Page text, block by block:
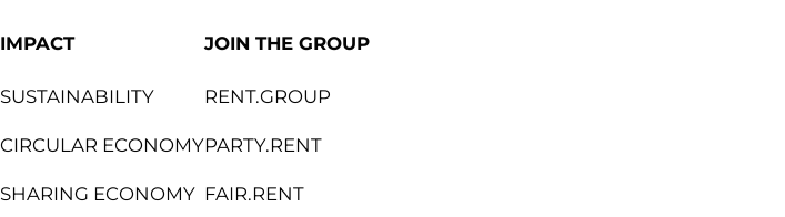
IMPACT
SUSTAINABILITY
CIRCULAR ECONOMY
SHARING ECONOMY
JOIN THE GROUP
RENT.GROUP
PARTY.RENT
FAIR.RENT